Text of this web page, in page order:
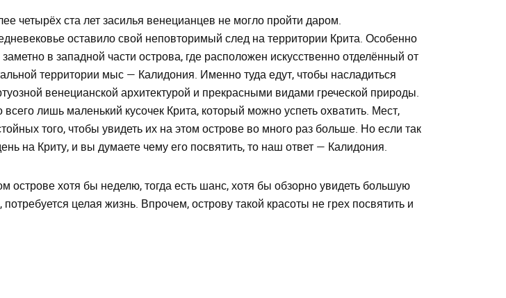
четырёх ста лет засилья венецианцев не могло пройти даром.
оставило свой неповторимый след на территории Крита. Особенно
заметно в западной части острова, где расположен искусственно отделённый от
территории мыс — Калидония. Именно туда едут, чтобы насладиться
венецианской архитектурой и прекрасными видами греческой природы.
всего лишь маленький кусочек Крита, который можно успеть охватить. Мест,
того, чтобы увидеть их на этом острове во много раз больше. Но если так
на Криту, и вы думаете чему его посвятить, то наш ответ — Калидония.
острове хотя бы неделю, тогда есть шанс, хотя бы обзорно увидеть большую
целая жизнь. Впрочем, острову такой красоты не грех посвятить и